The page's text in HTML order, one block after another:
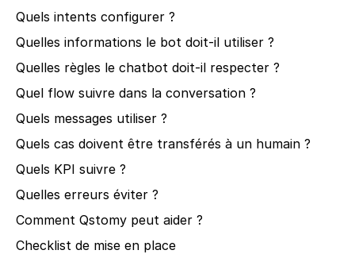
Quels intents configurer ?
Quelles informations le bot doit-il utiliser ?
Quelles règles le chatbot doit-il respecter ?
Quel flow suivre dans la conversation ?
Quels messages utiliser ?
Quels cas doivent être transférés à un humain ?
Quels KPI suivre ?
Quelles erreurs éviter ?
Comment Qstomy peut aider ?
Checklist de mise en place